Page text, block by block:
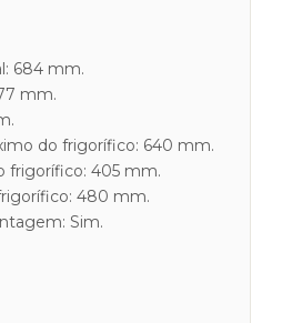
684 mm.
mm.
do frigorífico: 640 mm.
frigorífico: 405 mm.
480 mm.
Sim.